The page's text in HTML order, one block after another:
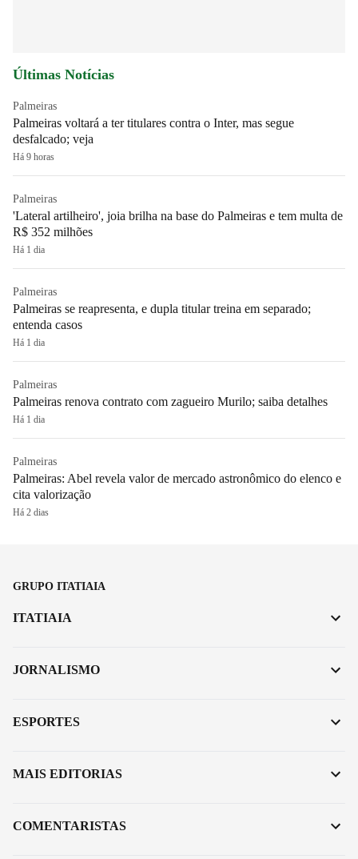
Últimas Notícias
Palmeiras
Palmeiras voltará a ter titulares contra o Inter, mas segue
desfalcado; veja
Há 9 horas
Palmeiras
'Lateral artilheiro', joia brilha na base do Palmeiras e tem multa de
R$ 352 milhões
Há 1 dia
Palmeiras
Palmeiras se reapresenta, e dupla titular treina em separado;
entenda casos
Há 1 dia
Palmeiras
Palmeiras renova contrato com zagueiro Murilo; saiba detalhes
Há 1 dia
Palmeiras
Palmeiras: Abel revela valor de mercado astronômico do elenco e
cita valorização
Há 2 dias
GRUPO ITATIAIA
ITATIAIA
JORNALISMO
ESPORTES
MAIS EDITORIAS
COMENTARISTAS